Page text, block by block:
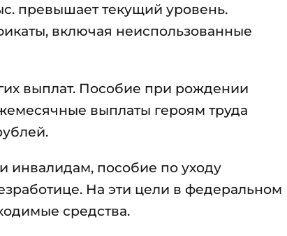
превышает текущий уровень.
включая неиспользованные
выплат. Пособие при рождении
выплаты героям труда
инвалидам, пособие по уходу
На эти цели в федеральном
средства.